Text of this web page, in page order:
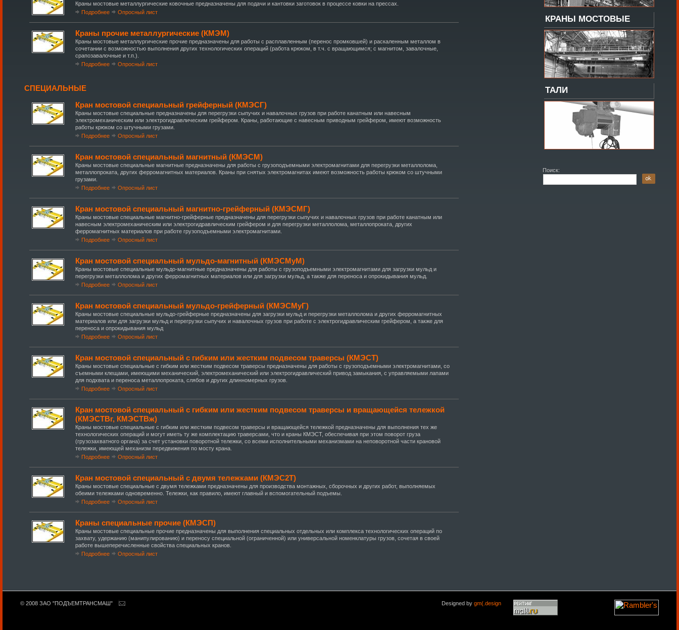
Краны мостовые металлургические ковочные предназначены для подачи и кантовки заготовок в процессе ковки на прессах.
Подробнее
Опросный лист
Краны прочие металлургические (КМЭМ)
Краны мостовые металлургические прочие предназначены для работы с расплавленным (перенос промковшей) и раскаленным металлом в
сочетании с возможностью выполнения других технологических операций (работа крюком, в т.ч. с вращающимся; с магнитом, завалочные,
срапозавалочные и т.п.).
Подробнее
Опросный лист
СПЕЦИАЛЬНЫЕ
Кран мостовой специальный грейферный (КМЭСГ)
Краны мостовые специальные предназначены для перегрузки сыпучих и навалочных грузов при работе канатным или навесным
электромеханическим или электрогидравлическим грейфером. Краны, работающие с навесным приводным грейфером, имеют возможность
работы крюком со штучными грузами.
Подробнее
Опросный лист
Кран мостовой специальный магнитный (КМЭСМ)
Краны мостовые специальные магнитные предназначены для работы с грузоподъемными электромагнитами для перегрузки металлолома,
металлопроката, других ферромагнитных материалов. Краны при снятых электромагнитах имеют возможность работы крюком со штучными
грузами.
Подробнее
Опросный лист
Кран мостовой специальный магнитно-грейферный (КМЭСМГ)
Краны мостовые специальные магнитно-грейферные предназначены для перегрузки сыпучих и навалочных грузов при работе канатным или
навесным электромеханическим или электрогидравлическим грейфером и для перегрузки металлолома, металлопроката, других
ферромагнитных материалов при работе грузоподъемными электромагнитами.
Подробнее
Опросный лист
Кран мостовой специальный мульдо-магнитный (КМЭСМуМ)
Краны мостовые специальные мульдо-магнитные предназначены для работы с грузоподъемными электромагнитами для загрузки мульд и
перегрузки металлолома и других ферромагнитных материалов или для загрузки мульд, а также для переноса и опрокидывания мульд.
Подробнее
Опросный лист
Кран мостовой специальный мульдо-грейферный (КМЭСМуГ)
Краны мостовые специальные мульдо-грейферные предназначены для загрузки мульд и перегрузки металлолома и других ферромагнитных
материалов или для загрузки мульд и перегрузки сыпучих и навалочных грузов при работе с электрогидравлическим грейфером, а также для
переноса и опрокидывания мульд
Подробнее
Опросный лист
Кран мостовой специальный с гибким или жестким подвесом траверсы (КМЭСТ)
Краны мостовые специальные с гибким или жестким подвесом траверсы предназначены для работы с грузоподъемными электромагнитами, со
съемными клещами, имеющими механический, электромеханический или электрогидравлический привод замыкания, с управляемыми лапами
для подхвата и переноса металлопроката, слябов и других длинномерных грузов.
Подробнее
Опросный лист
Кран мостовой специальный с гибким или жестким подвесом траверсы и вращающейся тележкой
(КМЭСТВг, КМЭСТВж)
Краны мостовые специальные с гибким или жестким подвесом траверсы и вращающейся тележкой предназначены для выполнения тех же
технологических операций и могут иметь ту же комплектацию траверсами, что и краны КМЭСТ, обеспечивая при этом поворот груза
(грузозахватного органа) за счет установки поворотной тележки, со всеми исполнительными механизмами на неповоротной части крановой
тележки, имеющей механизм передвижения по мосту крана.
Подробнее
Опросный лист
Кран мостовой специальный с двумя тележками (КМЭС2Т)
Краны мостовые специальные с двумя тележками предназначены для производства монтажных, сборочных и других работ, выполняемых
обеими тележками одновременно. Тележки, как правило, имеют главный и вспомогательный подъемы.
Подробнее
Опросный лист
Краны специальные прочие (КМЭСП)
Краны мостовые специальные прочие предназначены для выполнения специальных отдельных или комплекса технологических операций по
захвату, удержанию (манипулированию) и переносу специальной (ограниченной) или универсальной номенклатуры грузов, сочетая в своей
работе вышеперечисленные свойства специальных кранов.
Подробнее
Опросный лист
КРАНЫ МОСТОВЫЕ
ТАЛИ
Поиск:
© 2008 ЗАО "ПОДЪЕМТРАНСМАШ" Designed by gm(.design